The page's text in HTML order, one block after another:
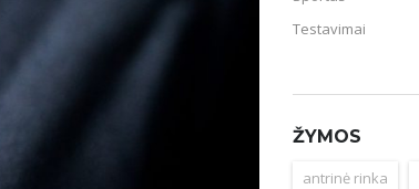
Testavimai
ŽYMOS
antrinė rinka